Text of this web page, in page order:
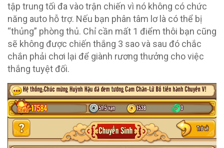
tập trung tối đa vào trận chiến vì nó không có chức
năng auto hỗ trợ. Nếu bạn phân tâm lơ là có thể bị
“thủng” phòng thủ. Chỉ cần mất 1 điểm thôi bạn cũng
sẽ không được chiến thắng 3 sao và sau đó chắc
chắn phải chơi lại để giành rương thưởng cho việc
thắng tuyệt đối.